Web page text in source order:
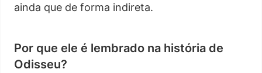
ainda que de forma indireta.
Por que ele é lembrado na história de
Odisseu?